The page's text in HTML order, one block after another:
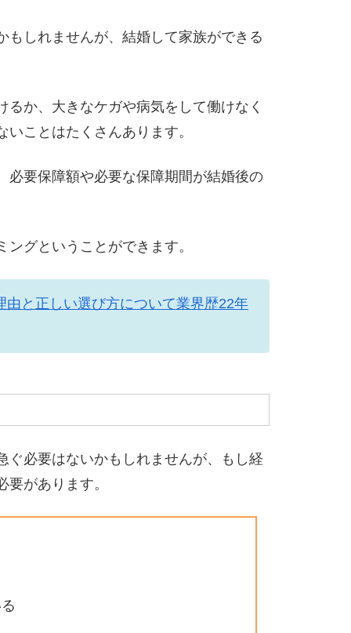
しれませんが、結婚して家族ができる
か、大きなケガや病気をして働けなく
ことはたくさんあります。
必要保障額や必要な保障期間が結婚後の
グということができます。
と正しい選び方について業界歴22年
ぐ必要はないかもしれませんが、もし経
があります。